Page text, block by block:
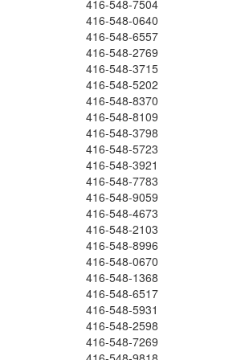
416-548-7504
416-548-0640
416-548-6557
416-548-2769
416-548-3715
416-548-5202
416-548-8370
416-548-8109
416-548-3798
416-548-5723
416-548-3921
416-548-7783
416-548-9059
416-548-4673
416-548-2103
416-548-8996
416-548-0670
416-548-1368
416-548-6517
416-548-5931
416-548-2598
416-548-7269